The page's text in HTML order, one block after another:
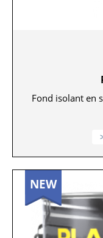
Fond isolant en
NEW